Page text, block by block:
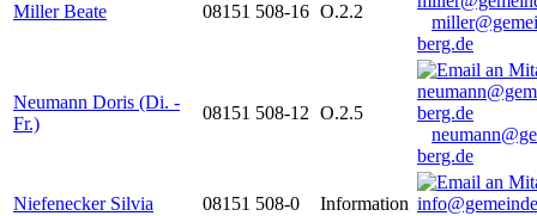
Miller Beate 08151 508-16 O.2.2
berg.de
Neumann Doris (Di. -
Fr.)
08151 508-12 O.2.5
berg.de
Niefenecker Silvia 08151 508-0
Information